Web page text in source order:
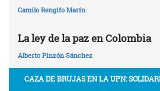
Camilo Rengifo Marín
La ley de la paz en Colombia
Alberto Pinzón Sánchez
CAZA DE BRUJAS EN LA UPN: